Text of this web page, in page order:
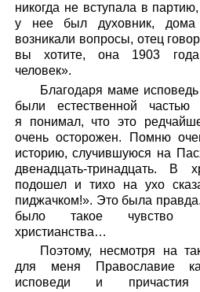
никогда не вступала в
у нее был духовник, дома
возникали вопросы, отец
вы хотите, она 1903
человек».
Благодаря маме
были естественной
я понимал, что это
очень осторожен. Помню
историю, случившуюся на
двенадцать-тринадцать.
подошел и тихо на ухо
пиджачком!». Это была
было такое чувство
христианства…
Поэтому, несмотря на
для меня Православие
исповеди и